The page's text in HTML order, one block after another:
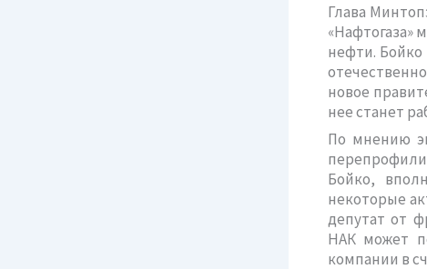
Глава
«Нафтогаза»
нефти. Бойко
новое
нее станет
По мнению
Бойко,
некоторые
депутат от
НАК может
компании в